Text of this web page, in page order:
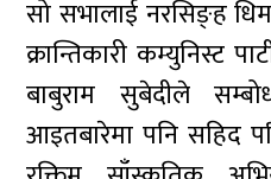
सो सभालाई नरसिङ्ह
क्रान्तिकारी कम्युनिस्ट
बाबुराम सुबेदीले
आइतबारेमा पनि सहिद